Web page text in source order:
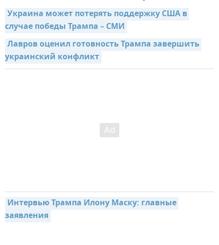
Украина может потерять поддержку США в
случае победы Трампа – СМИ
Лавров оценил готовность Трампа завершить
украинский конфликт
Интервью Трампа Илону Маску: главные
заявления